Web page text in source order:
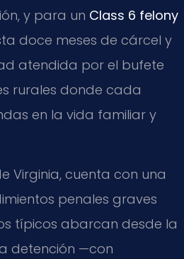
y para un Class 6 felony
doce meses de cárcel y
atendida por el bufete
rurales donde cada
en la vida familiar y
Virginia, cuenta con una
penales graves
típicos abarcan desde la
detención —con